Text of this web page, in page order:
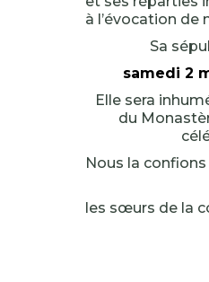
à l’évocation de
Sa
samedi 2
Elle sera
du
Nous la
Sr
les sœurs de la